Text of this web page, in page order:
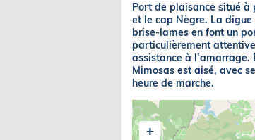
Port de plaisance situé à
et le cap Nègre. La
brise-lames en font un
particulièrement
assistance à
Mimosas est aisé, avec
heure de marche.
+